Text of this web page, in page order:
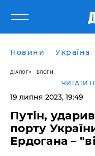
Новини Україна
ДІАЛОГ БЛОГИ
ЧИТАТИ
19 липня 2023, 19:49
Путін,
порту
Ердогана –